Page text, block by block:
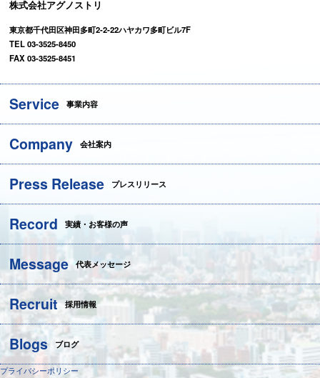
株式会社アグノストリ
東京都千代田区神田多町2-2-22ハヤカワ多町ビル7F
TEL 03-3525-8450
FAX 03-3525-8451
Service 事業内容
Company 会社案内
Press Release プレスリリース
Record 実績・お客様の声
Message 代表メッセージ
Recruit 採用情報
Blogs ブログ
プライバシーポリシー